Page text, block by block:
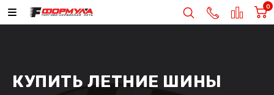
0
КУПИТЬ ЛЕТНИЕ ШИНЫ